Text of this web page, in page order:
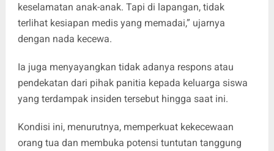
keselamatan anak-anak. Tapi di lapangan, tidak
terlihat kesiapan medis yang memadai,” ujarnya
dengan nada kecewa.
Ia juga menyayangkan tidak adanya respons atau
pendekatan dari pihak panitia kepada keluarga siswa
yang terdampak insiden tersebut hingga saat ini.
Kondisi ini, menurutnya, memperkuat kekecewaan
orang tua dan membuka potensi tuntutan tanggung